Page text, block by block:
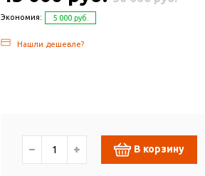
Экономия: 5 000 руб.
Нашли дешевле?
− + В корзину